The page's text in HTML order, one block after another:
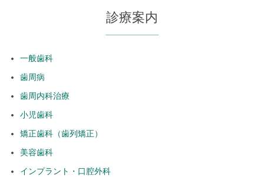
診療案内
一般歯科
歯周病
歯周内科治療
小児歯科
矯正歯科（歯列矯正）
美容歯科
インプラント・口腔外科